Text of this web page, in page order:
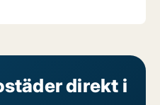
direkt i